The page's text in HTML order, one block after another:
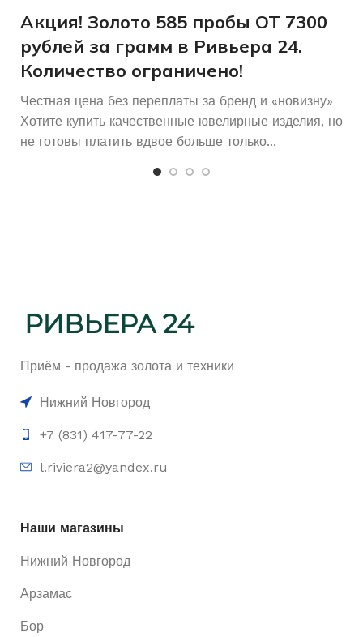
Акция! Золото 585 пробы ОТ 7300
рублей за грамм в Ривьера 24.
Количество ограничено!
Честная цена без переплаты за бренд и «новизну»
Хотите купить качественные ювелирные изделия, но
не готовы платить вдвое больше только...
Приём - продажа золота и техники
Нижний Новгород
+7 (831) 417-77-22
l.riviera2@yandex.ru
Наши магазины
Нижний Новгород
Арзамас
Бор